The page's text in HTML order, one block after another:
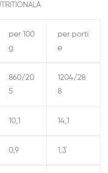
per 100
g
per porti
e
860/20
5
1204/28
8
10,1 14,1
0,9 1,3